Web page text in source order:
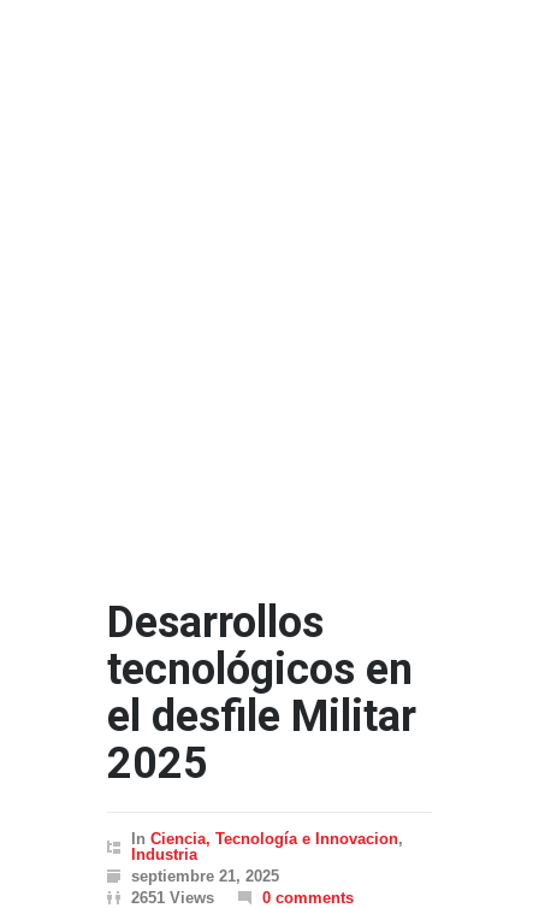
Desarrollos
tecnológicos en
el desfile Militar
2025
In Ciencia, Tecnología e Innovacion,
Industria
septiembre 21, 2025
2651 Views
0 comments